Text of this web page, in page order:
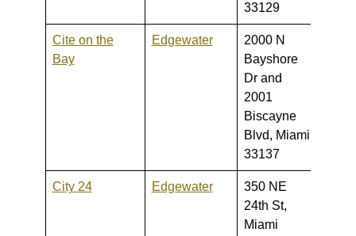
33129
Cite on the
Bay
Edgewater
2000 N
Bayshore
Dr and
2001
Biscayne
Blvd, Miami
33137
City 24 Edgewater
350 NE
24th St,
Miami